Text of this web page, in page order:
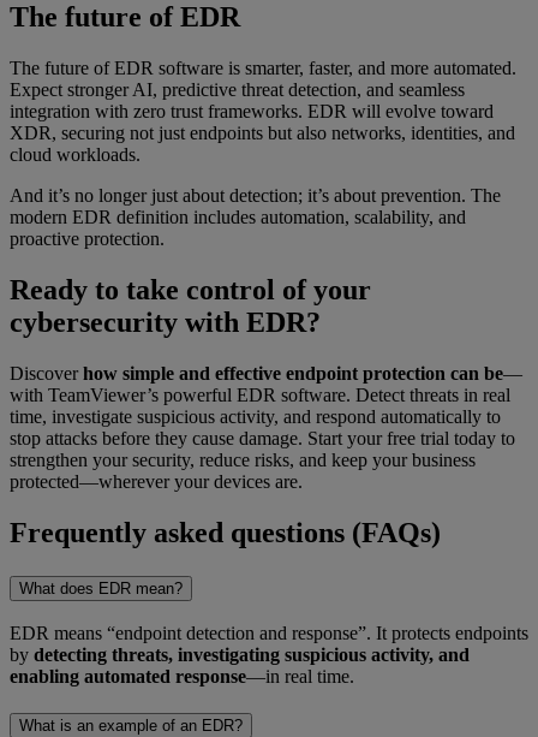
The future of EDR
The future of EDR software is smarter, faster, and more automated.
Expect stronger AI, predictive threat detection, and seamless
integration with zero trust frameworks. EDR will evolve toward
XDR, securing not just endpoints but also networks, identities, and
cloud workloads.
And it’s no longer just about detection; it’s about prevention. The
modern EDR definition includes automation, scalability, and
proactive protection.
Ready to take control of your
cybersecurity with EDR?
Discoverhow simple and effective endpoint protection can be—
with TeamViewer’s powerful EDR software. Detect threats in real
time, investigate suspicious activity, and respond automatically to
stop attacks before they cause damage. Start your free trial today to
strengthen your security, reduce risks, and keep your business
protected—wherever your devices are.
Frequently asked questions (FAQs)
What does EDR mean?
EDR means “endpoint detection and response”. It protects endpoints
by detecting threats, investigating suspicious activity, and
enabling automated response—in real time.
What is an example of an EDR?